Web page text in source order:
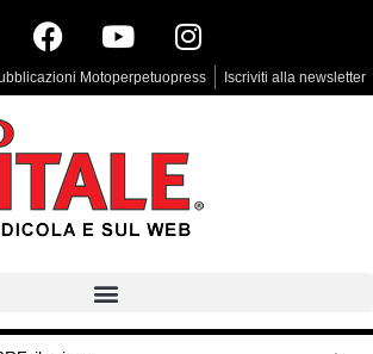
Motoperpetuopress Iscriviti alla newsletter